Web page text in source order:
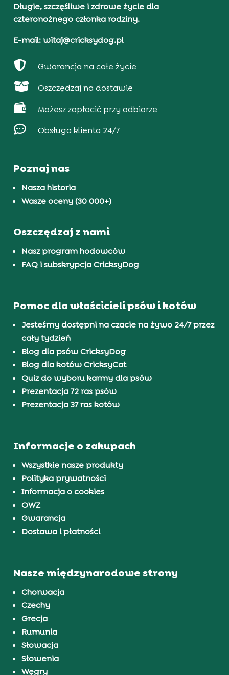
Długie, szczęśliwe i zdrowe życie dla
czteronożnego członka rodziny.
E-mail: witaj@cricksydog.pl
 Gwarancja na całe życie
 Oszczędzaj na dostawie
 Możesz zapłacić przy odbiorze
 Obsługa klienta 24/7
Poznaj nas
Nasza historia
Wasze oceny (30 000+)
Oszczędzaj z nami
Nasz program hodowców
FAQ i subskrypcja CricksyDog
Pomoc dla właścicieli psów i kotów
Jesteśmy dostępni na czacie na żywo 24/7 przez
cały tydzień
Blog dla psów CricksyDog
Blog dla kotów CricksyCat
Quiz do wyboru karmy dla psów
Prezentacja 72 ras psów
Prezentacja 37 ras kotów
Informacje o zakupach
Wszystkie nasze produkty
Polityka prywatności
Informacja o cookies
OWZ
Gwarancja
Dostawa i płatności
Nasze międzynarodowe strony
Chorwacja
Czechy
Grecja
Rumunia
Słowacja
Słowenia
Węgry